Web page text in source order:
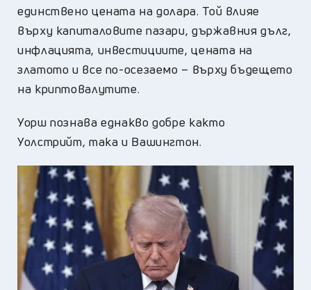
единствено цената на долара. Той влияе
върху капиталовите пазари, държавния дълг,
инфлацията, инвестициите, цената на
златото и все по-осезаемо – върху бъдещето
на криптовалутите.
Уорш познава еднакво добре както
Уолстрийт, така и Вашингтон.